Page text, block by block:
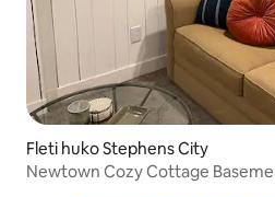
Fleti huko Stephens City
Newtown Cozy Cottage